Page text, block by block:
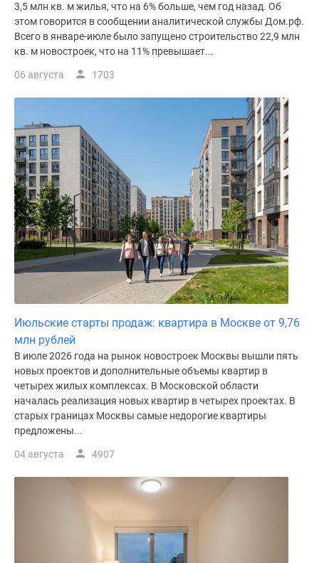
3,5 млн кв. м жилья, что на 6% больше, чем год назад. Об
этом говорится в сообщении аналитической службы Дом.рф.
Всего в январе-июле было запущено строительство 22,9 млн
кв. м новостроек, что на 11% превышает...
06 августа 1703
Июльские старты продаж: квартира в Москве от 9,76
млн рублей
В июле 2026 года на рынок новостроек Москвы вышли пять
новых проектов и дополнительные объемы квартир в
четырех жилых комплексах. В Московской области
началась реализация новых квартир в четырех проектах. В
старых границах Москвы самые недорогие квартиры
предложены...
04 августа 4907